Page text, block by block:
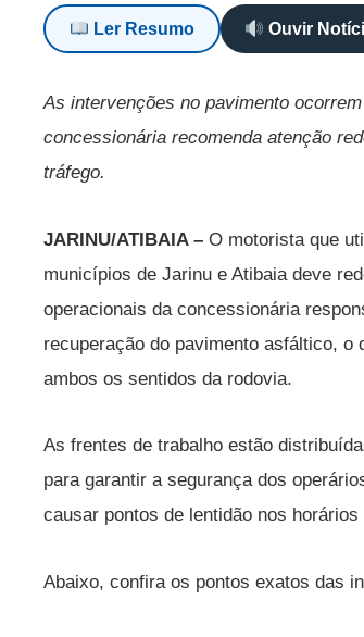
Ler Resumo Ouvir
As intervenções no pavimento
concessionária recomenda atenção
tráfego.
JARINU/ATIBAIA – O motorista que
municípios de Jarinu e Atibaia deve
operacionais da concessionária
recuperação do pavimento asfáltico, o
ambos os sentidos da rodovia.
As frentes de trabalho estão
para garantir a segurança dos
causar pontos de lentidão nos
Abaixo, confira os pontos exatos das